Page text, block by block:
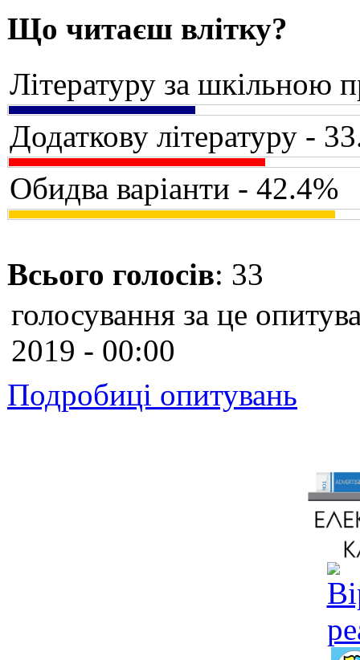
Що читаєш влітку?
Літературу за шкільною
Додаткову літературу -
Обидва варіанти - 42.4%
Всього голосів: 33
голосування за це
2019 - 00:00
Подробиці опитувань